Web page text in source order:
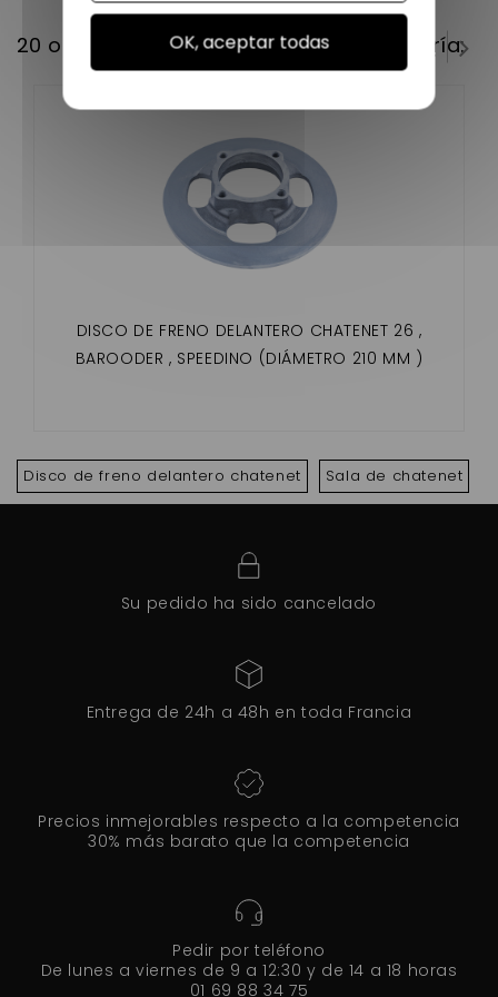
20 otros productos en la misma categoría:
DISCO DE FRENO DELANTERO CHATENET 26 ,
BAROODER , SPEEDINO (DIÁMETRO 210 MM )
Disco de freno delantero chatenet Sala de chatenet
Su pedido ha sido cancelado
Entrega de 24h a 48h en toda Francia
Precios inmejorables respecto a la competencia
30% más barato que la competencia
Pedir por teléfono
De lunes a viernes de 9 a 12:30 y de 14 a 18 horas
01 69 88 34 75
OK, aceptar todas